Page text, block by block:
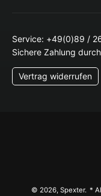
Service: +49(0)89 /
Sichere Zahlung
Vertrag widerrufen
© 2026,Spexter. *